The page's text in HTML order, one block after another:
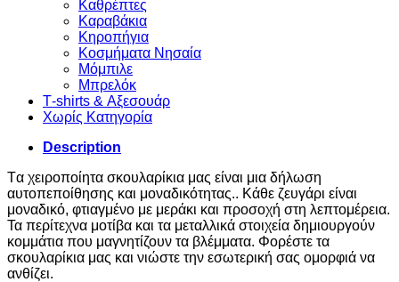
Καθρέπτες
Καραβάκια
Κηροπήγια
Κοσμήματα Νησαία
Μόμπιλε
Μπρελόκ
Τ-shirts & Αξεσουάρ
Χωρίς Κατηγορία
Description
Tα χειροποίητα σκουλαρίκια μας είναι μια δήλωση
αυτοπεποίθησης και μοναδικότητας.. Κάθε ζευγάρι είναι
μοναδικό, φτιαγμένο με μεράκι και προσοχή στη λεπτομέρεια.
Τα περίτεχνα μοτίβα και τα μεταλλικά στοιχεία δημιουργούν
κομμάτια που μαγνητίζουν τα βλέμματα. Φορέστε τα
σκουλαρίκια μας και νιώστε την εσωτερική σας ομορφιά να
ανθίζει.